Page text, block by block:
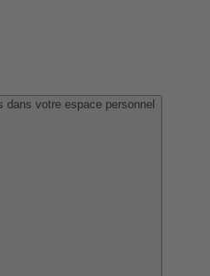
votre espace personnel